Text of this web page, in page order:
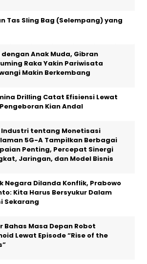
Tas Sling Bag (Selempang) yang
dengan Anak Muda, Gibran
Raka Yakin Pariwisata
Makin Berkembang
Drilling Catat Efisiensi Lewat
Pengeboran Kian Andal
Industri tentang Monetisasi
5G-A Tampilkan Berbagai
Penting, Percepat Sinergi
Jaringan, dan Model Bisnis
Negara Dilanda Konflik, Prabowo
Kita Harus Bersyukur Dalam
Sekarang
Bahas Masa Depan Robot
Lewat Episode “Rise of the